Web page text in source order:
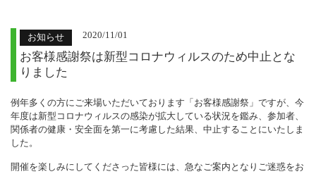
お知らせ 2020/11/01
お客様感謝祭は新型コロナウィルスのため中止とな
りました
例年多くの方にご来場いただいております「お客様感謝祭」ですが、今
年度は新型コロナウィルスの感染が拡大している状況を鑑み、参加者、
関係者の健康・安全面を第一に考慮した結果、中止することにいたしま
した。
開催を楽しみにしてくださった皆様には、急なご案内となりご迷惑をお